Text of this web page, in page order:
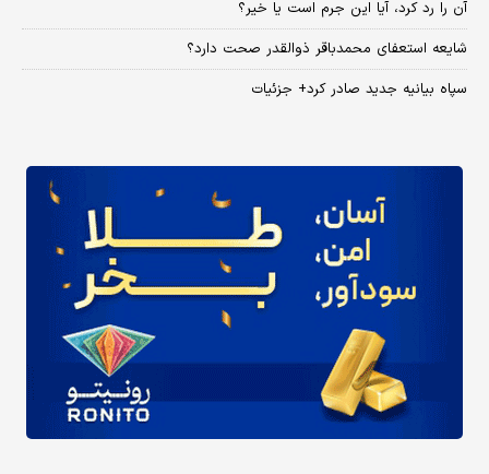
آن را رد کرد، آیا این جرم است یا خیر؟
شایعه استعفای محمدباقر ذوالقدر صحت دارد؟
سپاه بیانیه جدید صادر کرد+ جزئیات